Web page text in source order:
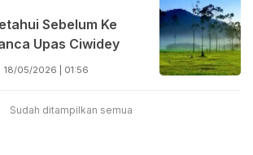
Sebelum Ke
Upas Ciwidey
18/05/2026 | 01:56
Sudah ditampilkan semua